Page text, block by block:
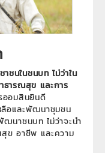
ชนในชนบท ไม่ว่าใน
ธารณสุข และการ
ออมสินยินดี
ลือและพัฒนาชุมชน
ฒนาชนบท ไม่ว่าจะนำ
ข อาชีพ และความ